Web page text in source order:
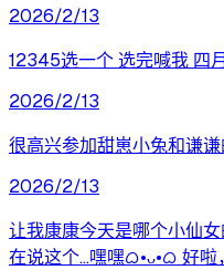
2026/2/13
12345选一个 选完喊我 四
2026/2/13
很高兴参加甜崽小兔和谦
2026/2/13
让我康康今天是哪个小仙
在说这个...嘿嘿ᜊ•ᴗ•ᜊ 好